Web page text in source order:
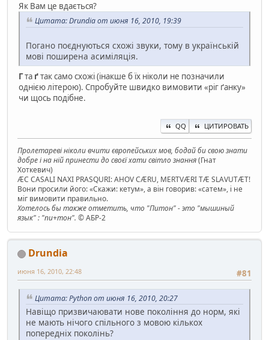
Як Вам це вдається?
Цитата: Drundia от июня 16, 2010, 19:39
Погано поєднуються схожі звуки, тому в українській
мові поширена асиміляція.
Гта ґтак само схожі (інакше б їх ніколи не позначили
однією літерою). Спробуйте швидко вимовити «ріг ґанку»
чи щось подібне.
QQ ЦИТИРОВАТЬ
Пролетареві ніколи вчити європейських мов, бодай би свою знати
добре і на ній принести до своєї хати світло знання(Гнат
Хоткевич)
ÆC CASALI NAXI PRASQURI: AHOV CÆRU, MERTVÆRI TÆ SLAVUTÆT!
Вони просили його: «Скажи: кетум», а він говорив: «сатем», і не
міг вимовити правильно.
Хотелось бы также отметить, что "Питон" - это "мышиный
язык" : "пи+тон". © АБР-2
Drundia
#81
июня 16, 2010, 22:48
Цитата: Python от июня 16, 2010, 20:27
Навіщо призвичаювати нове покоління до норм, які
не мають нічого спільного з мовою кількох
попередніх поколінь?